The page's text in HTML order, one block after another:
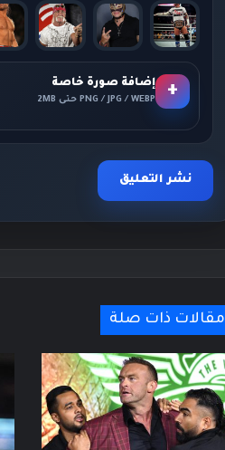
+ إضافة صورة خاصة
PNG / JPG / WEBP حتى 2MB
مقالات ذات صلة